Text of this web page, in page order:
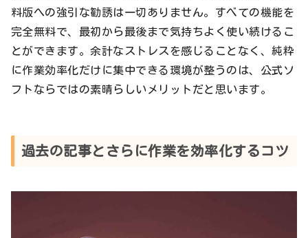
料版への強引な勧誘は一切ありません。すべての機能を
完全無料で、最初から最後まで気持ちよく使い続けるこ
とができます。余計なストレスを感じることなく、純粋
に作業効率化だけに集中できる環境が整うのは、公式ソ
フトならではの素晴らしいメリットだと思います。
過去の記事とさらに作業を効率化するコツ